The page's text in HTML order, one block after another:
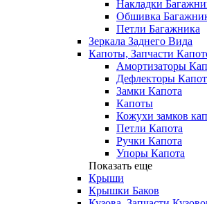
Накладки
Обшивка
Петли Багажника
Зеркала Заднего Вида
Капоты, Запчасти
Амортизаторы
Дефлекторы
Замки Капота
Капоты
Кожухи замков
Петли Капота
Ручки Капота
Упоры Капота
Показать еще
Крыши
Крышки Баков